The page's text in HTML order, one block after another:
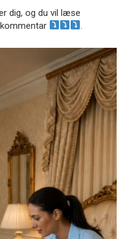
dig, og du vil læse